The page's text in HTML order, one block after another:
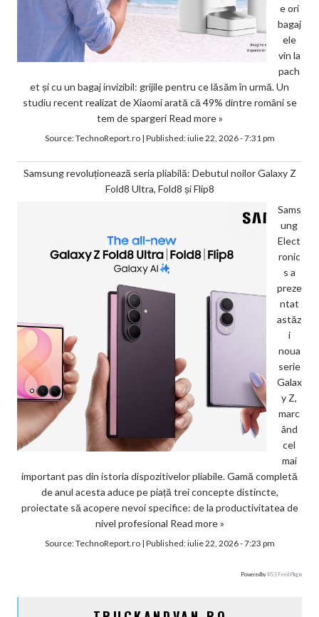
e ori
bagaj
ele
vin la
pach
et și cu un bagaj invizibil: grijile pentru ce lăsăm în urmă. Un
studiu recent realizat de Xiaomi arată că 49% dintre români se
tem de spargeri Read more »
Source:TechnoReport.ro| Published:iulie 22, 2026 - 7:31 pm
Samsung revoluționează seria pliabilă: Debutul noilor Galaxy Z
Fold8 Ultra, Fold8 și Flip8
Sams
ung
Elect
ronic
s a
preze
ntat
astăz
i
noua
serie
Galax
y Z,
marc
ând
cel
mai
important pas din istoria dispozitivelor pliabile. Gamă completă
de anul acesta aduce pe piață trei concepte distincte,
proiectate să acopere nevoi specifice: de la productivitatea de
nivel profesional Read more »
Source:TechnoReport.ro| Published:iulie 22, 2026 - 7:23 pm
Powered by RSS Feed Plugin